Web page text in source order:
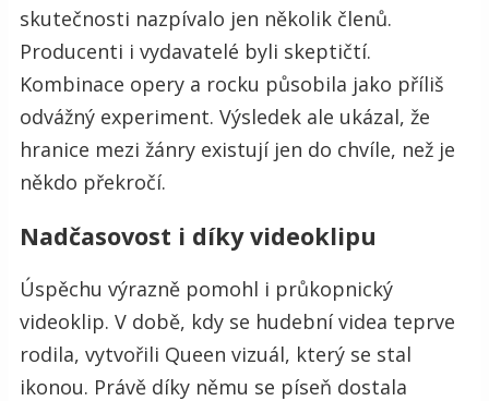
skutečnosti nazpívalo jen několik členů.
Producenti i vydavatelé byli skeptičtí.
Kombinace opery a rocku působila jako příliš
odvážný experiment. Výsledek ale ukázal, že
hranice mezi žánry existují jen do chvíle, než je
někdo překročí.
Nadčasovost i díky videoklipu
Úspěchu výrazně pomohl i průkopnický
videoklip. V době, kdy se hudební videa teprve
rodila, vytvořili Queen vizuál, který se stal
ikonou. Právě díky němu se píseň dostala